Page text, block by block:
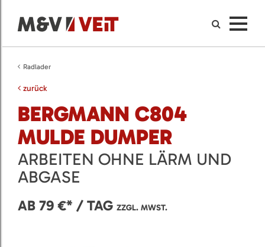
Radlader
zurück
BERGMANN C804
MULDE DUMPER
ARBEITEN OHNE LÄRM UND
ABGASE
AB 79 €* / TAG ZZGL. MWST.